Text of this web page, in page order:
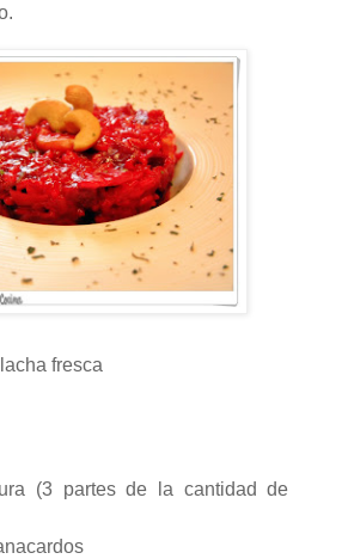
fresca
(3 partes de la cantidad de